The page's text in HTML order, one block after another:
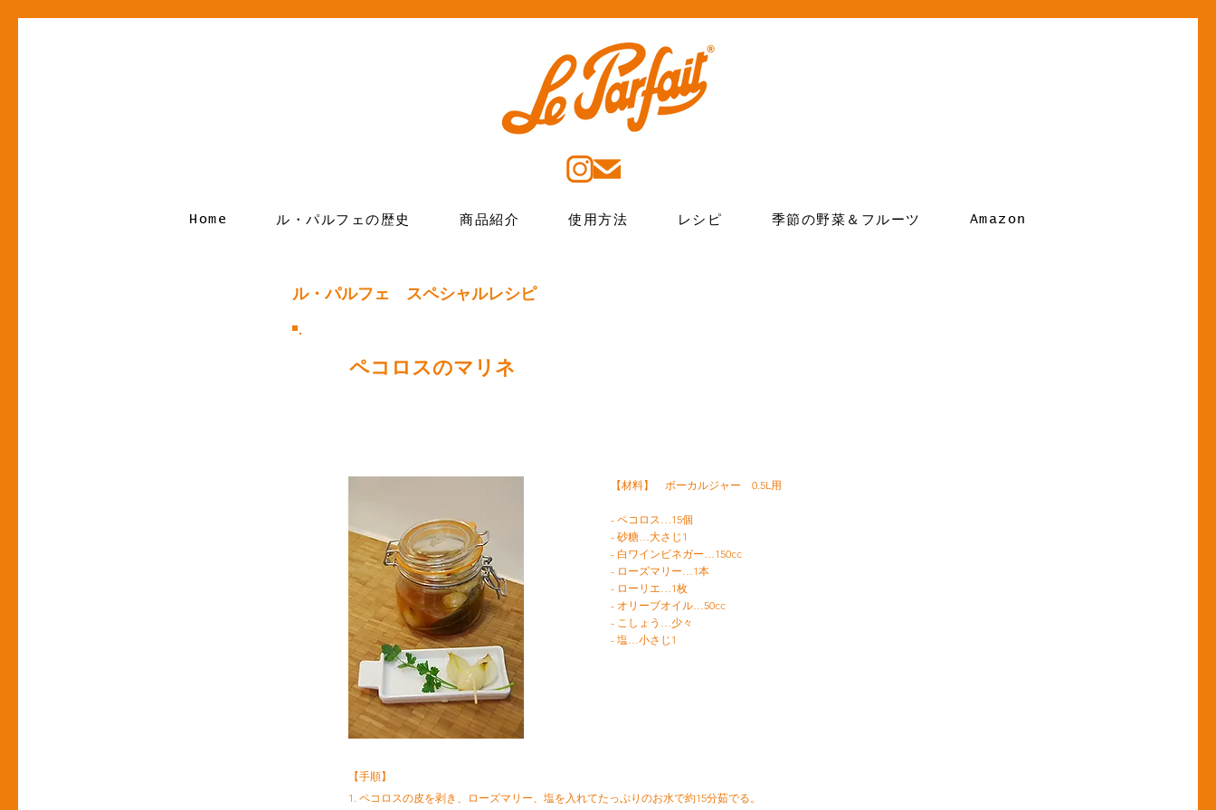
Home ル・パルフェの歴史 商品紹介 使用方法 レシピ 季節の野菜＆フルーツ Amazon
ル・パルフェ スペシャルレシピ
ペコロスのマリネ
【材料】 ボーカルジャー 0.5L用
- ペコロス…15個
- 砂糖…大さじ1
- 白ワインビネガー…150cc
- ローズマリー…1本
- ローリエ…1枚
- オリーブオイル…50cc
- こしょう…少々
- 塩…小さじ1
【手順】
1. ペコロスの皮を剥き、ローズマリー、塩を入れてたっぷりのお水で約15分茹でる。